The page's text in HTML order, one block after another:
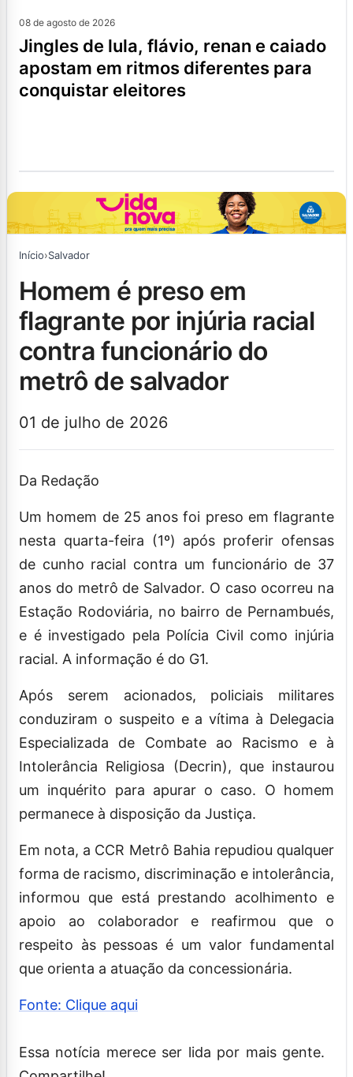
08 de agosto de 2026
jingles de lula, flávio, renan e caiado
apostam em ritmos diferentes para
conquistar eleitores
Início›Salvador
homem é preso em
flagrante por injúria racial
contra funcionário do
metrô de salvador
01 de julho de 2026
Da Redação
Um homem de 25 anos foi preso em flagrante
nesta quarta-feira (1º) após proferir ofensas
de cunho racial contra um funcionário de 37
anos do metrô de Salvador. O caso ocorreu na
Estação Rodoviária, no bairro de Pernambués,
e é investigado pela Polícia Civil como injúria
racial. A informação é do G1.
Após serem acionados, policiais militares
conduziram o suspeito e a vítima à Delegacia
Especializada de Combate ao Racismo e à
Intolerância Religiosa (Decrin), que instaurou
um inquérito para apurar o caso. O homem
permanece à disposição da Justiça.
Em nota, a CCR Metrô Bahia repudiou qualquer
forma de racismo, discriminação e intolerância,
informou que está prestando acolhimento e
apoio ao colaborador e reafirmou que o
respeito às pessoas é um valor fundamental
que orienta a atuação da concessionária.
Fonte: Clique aqui
Essa notícia merece ser lida por mais gente.